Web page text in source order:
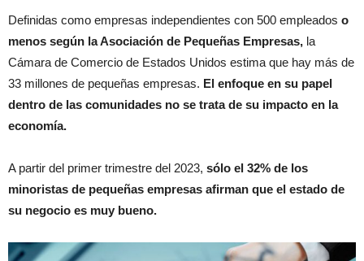
Definidas como empresas independientes con 500 empleados o
menos según la Asociación de Pequeñas Empresas, la
Cámara de Comercio de Estados Unidos estima que hay más de
33 millones de pequeñas empresas. El enfoque en su papel
dentro de las comunidades no se trata de su impacto en la
economía.
A partir del primer trimestre del 2023, sólo el 32% de los
minoristas de pequeñas empresas afirman que el estado de
su negocio es muy bueno.